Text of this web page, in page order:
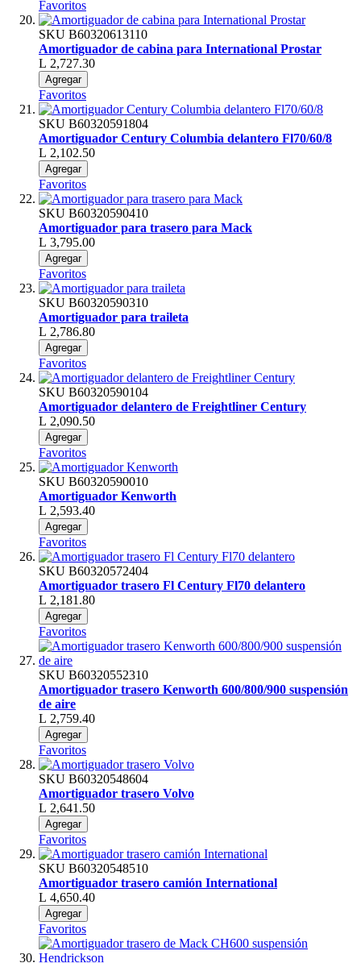
Favoritos
SKU B60320613110
Amortiguador de cabina para International Prostar
L 2,727.30
Agregar
Favoritos
SKU B60320591804
Amortiguador Century Columbia delantero Fl70/60/8
L 2,102.50
Agregar
Favoritos
SKU B60320590410
Amortiguador para trasero para Mack
L 3,795.00
Agregar
Favoritos
SKU B60320590310
Amortiguador para traileta
L 2,786.80
Agregar
Favoritos
SKU B60320590104
Amortiguador delantero de Freightliner Century
L 2,090.50
Agregar
Favoritos
SKU B60320590010
Amortiguador Kenworth
L 2,593.40
Agregar
Favoritos
SKU B60320572404
Amortiguador trasero Fl Century Fl70 delantero
L 2,181.80
Agregar
Favoritos
SKU B60320552310
Amortiguador trasero Kenworth 600/800/900 suspensión
de aire
L 2,759.40
Agregar
Favoritos
SKU B60320548604
Amortiguador trasero Volvo
L 2,641.50
Agregar
Favoritos
SKU B60320548510
Amortiguador trasero camión International
L 4,650.40
Agregar
Favoritos